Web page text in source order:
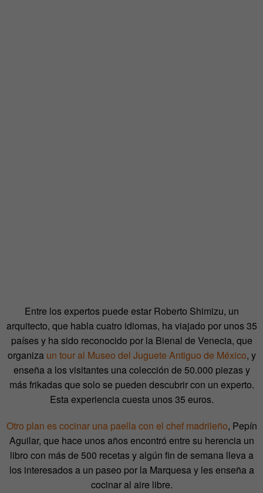
Entre los expertos puede estar Roberto Shimizu, un
arquitecto, que habla cuatro idiomas, ha viajado por unos 35
países y ha sido reconocido por la Bienal de Venecia, que
organiza un tour al Museo del Juguete Antiguo de México, y
enseña a los visitantes una colección de 50.000 piezas y
más frikadas que solo se pueden descubrir con un experto.
Esta experiencia cuesta unos 35 euros.
Otro plan es cocinar una paella con el chef madrileño, Pepín
Aguilar, que hace unos años encontró entre su herencia un
libro con más de 500 recetas y algún fin de semana lleva a
los interesados a un paseo por la Marquesa y les enseña a
cocinar al aire libre.